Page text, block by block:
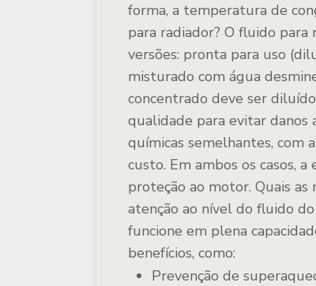
forma, a temperatura de
para radiador? O fluido para
versões: pronta para uso
misturado com água
concentrado deve ser
qualidade para evitar danos
químicas semelhantes, com
custo. Em ambos os casos,
proteção ao motor. Quais as
atenção ao nível do fluido
funcione em plena
benefícios, como:
Prevenção de